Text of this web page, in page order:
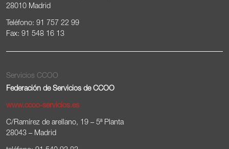
28010 Madrid
Teléfono: 91 757 22 99
Fax: 91 548 16 13
Servicios CCOO
Federación de Servicios de CCOO
www.ccoo-servicios.es
C/Ramírez de arellano, 19 – 5ª Planta
28043 – Madrid